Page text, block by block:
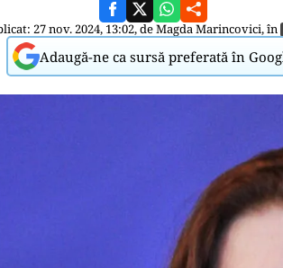
27 nov. 2024, 13:02, deMagda Marincovici, în
Adaugă-ne ca sursă preferată în